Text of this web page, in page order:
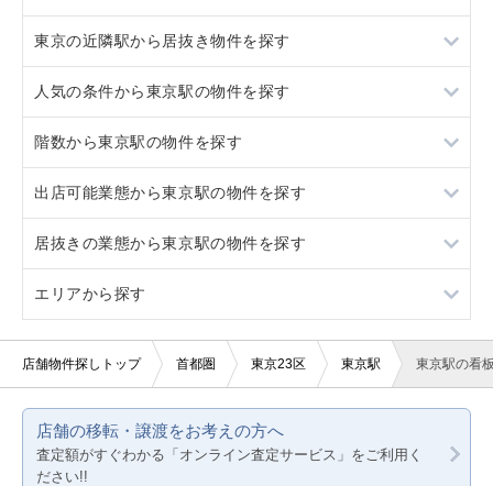
新橋
八丁堀
有楽町
神田
東京の近隣駅から居抜き物件を探す
新橋
八丁堀
有楽町
神田
人気の条件から東京駅の物件を探す
居抜き
スケルトン
ロードサイド物件
看板取り付け可
10坪以下
階数から東京駅の物件を探す
地下
1階
2階
3階以上
出店可能業態から東京駅の物件を探す
重飲食
軽飲食
バー・クラブ
サロン（マッサージ・エステ・ネイルなど）
居抜きの業態から東京駅の物件を探す
クリニック
その他店舗物件
エリアから探す
東京23区
神奈川
店舗物件探しトップ 首都圏 東京23区 東京駅 東京駅の看
店舗の移転・譲渡をお考えの方へ
査定額がすぐわかる「オンライン査定サービス」をご利用く
ださい!!